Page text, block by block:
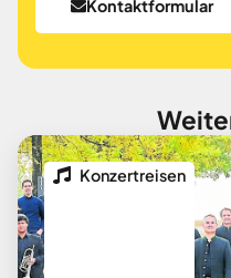
Kontaktformular
Konzertreisen